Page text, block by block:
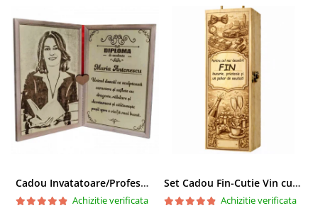
Cadou Invatatoare/Profesoara/Educatoare "Catalogul Amintirilor"
Achizitie verificata
Set Cadou Fin-Cutie Vin cu Vin si Breloc Personalizate
Achizitie verificata